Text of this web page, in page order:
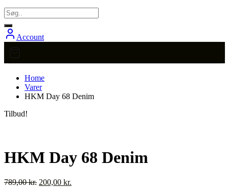
Account
Home
Varer
HKM Day 68 Denim
Tilbud!
HKM Day 68 Denim
789,00kr. Den
200,00 kr.